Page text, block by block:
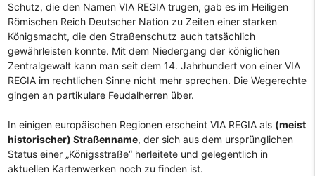
Schutz, die den Namen VIA REGIA trugen, gab es im Heiligen
Römischen Reich Deutscher Nation zu Zeiten einer starken
Königsmacht, die den Straßenschutz auch tatsächlich
gewährleisten konnte. Mit dem Niedergang der königlichen
Zentralgewalt kann man seit dem 14. Jahrhundert von einer VIA
REGIA im rechtlichen Sinne nicht mehr sprechen. Die Wegerechte
gingen an partikulare Feudalherren über.
In einigen europäischen Regionen erscheint VIA REGIA als (meist
historischer) Straßenname, der sich aus dem ursprünglichen
Status einer „Königsstraße“ herleitete und gelegentlich in
aktuellen Kartenwerken noch zu finden ist.